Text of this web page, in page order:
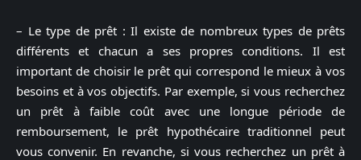
– Le type de prêt : Il existe de nombreux types de prêts
différents et chacun a ses propres conditions. Il est
important de choisir le prêt qui correspond le mieux à vos
besoins et à vos objectifs. Par exemple, si vous recherchez
un prêt à faible coût avec une longue période de
remboursement, le prêt hypothécaire traditionnel peut
vous convenir. En revanche, si vous recherchez un prêt à